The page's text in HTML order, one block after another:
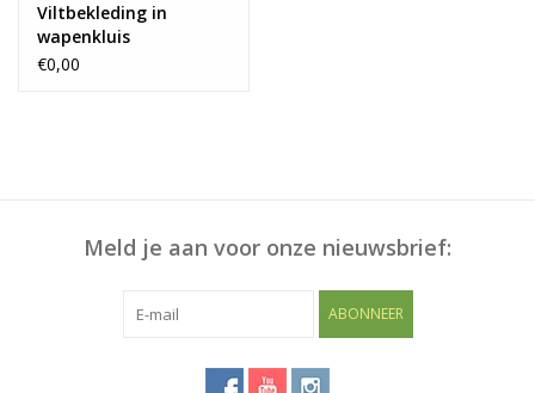
Viltbekleding in
wapenkluis
€0,00
Meld je aan voor onze nieuwsbrief:
ABONNEER